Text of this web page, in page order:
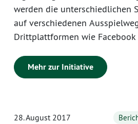
werden die unterschiedlichen
auf verschiedenen
Drittplattformen wie Facebook
rechtlichen Implementierung
ging eine lange Vorgeschichte
Mehr zur Initiative
28. August 2017